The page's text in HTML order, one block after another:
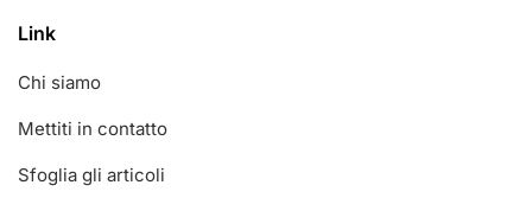
Link
Chi siamo
Mettiti in contatto
Sfoglia gli articoli